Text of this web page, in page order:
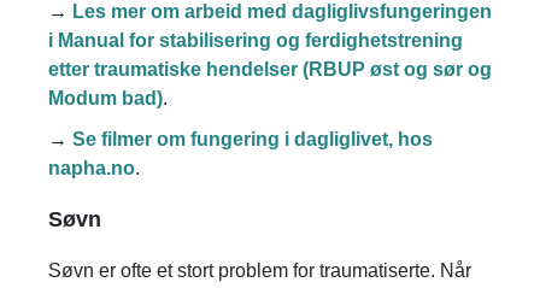
→ Les mer om arbeid med dagliglivsfungeringen
i Manual for stabilisering og ferdighetstrening
etter traumatiske hendelser (RBUP øst og sør og
Modum bad).
→ Se filmer om fungering i dagliglivet, hos
napha.no.
Søvn
Søvn er ofte et stort problem for traumatiserte. Når